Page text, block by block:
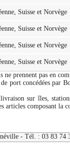
Suisse et Norvège
Suisse et Norvège
Suisse et Norvège
Suisse et Norvège
ne prennent pas en
port concédées par
livraison sur îles,
articles composant la
- Tél. : 03 83 74